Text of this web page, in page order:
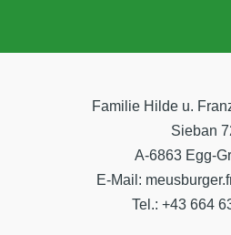
Familie Hilde u.
Sieban
A-6863 Egg-
E-Mail:
Tel.: +43 664